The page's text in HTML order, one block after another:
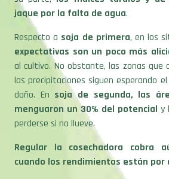
jaque por la falta de agua.
Respecto a soja de primera, en los
expectativas son un poco más
al cultivo. No obstante, las zonas que
las precipitaciones siguen esperando
daño. En soja de segunda, las
menguaron un 30% del potencial y
perderse si no llueve.
Regular la cosechadora cobra
cuando los rendimientos están por